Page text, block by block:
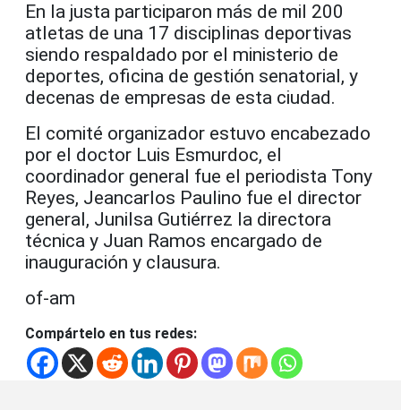
En la justa participaron más de mil 200
atletas de una 17 disciplinas deportivas
siendo respaldado por el ministerio de
deportes, oficina de gestión senatorial, y
decenas de empresas de esta ciudad.
El comité organizador estuvo encabezado
por el doctor Luis Esmurdoc, el
coordinador general fue el periodista Tony
Reyes, Jeancarlos Paulino fue el director
general, Junilsa Gutiérrez la directora
técnica y Juan Ramos encargado de
inauguración y clausura.
of-am
Compártelo en tus redes: